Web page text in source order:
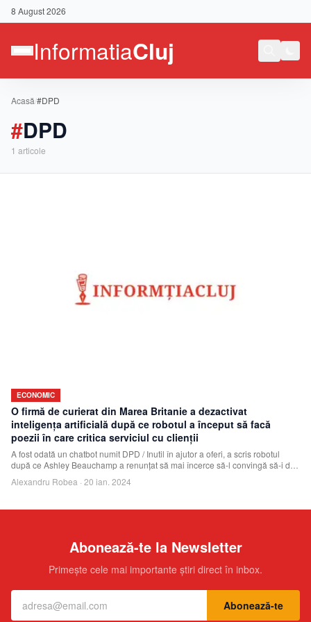
8 August 2026
Acasă/#DPD
#DPD
1 articole
ECONOMIC
O firmă de curierat din Marea Britanie a dezactivat
inteligenţa artificială după ce robotul a început să facă
poezii în care critica serviciul cu clienţii
A fost odată un chatbot numit DPD / Inutil în ajutor a oferi, a scris robotul
după ce Ashley Beauchamp a renunţat să mai încerce să-l convingă să-i dea
Alexandru Robea · 20 ian. 2024
Abonează-te la Newsletter
Primește cele mai importante știri direct în inbox.
Abonează-te